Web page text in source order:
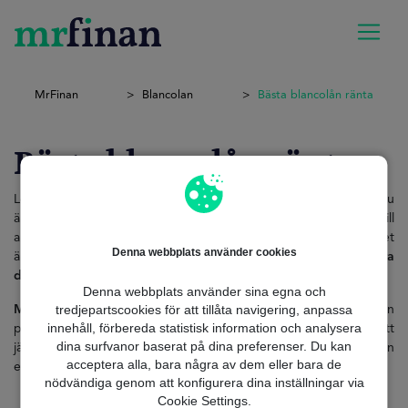
Denna webbplats använder cookies
Denna webbplats använder sina egna och
tredjepartscookies för att tillåta navigering, anpassa
innehåll, förbereda statistisk information och analysera
dina surfvanor baserat på dina preferenser. Du kan
acceptera alla, bara några av dem eller bara de
nödvändiga genom att konfigurera dina inställningar via
Cookie Settings.
MrFinan Blancolan Bästa blancolån ränta
Bästa blancolån ränta
Letar du efter det bästa blancolånet med lägsta möjliga ränta? Du
är inte ensam. I en tid där ekonomisk flexibilitet är avgörande, vill
allt fler svenskar låna utan säkerhet – men med goda villkor. Det
är här bästa blancolån ränta blir avgörande.Rätt ränta kan spara
dig tusenlappar.
Med MrFinanfår du en skräddarsydd lösning helt online, utan
pappersarbete och med svar på minuter. Vi hjälper dig att
jämföra och hitta det bästa alternativet – anpassat efter just din
ekonomi.